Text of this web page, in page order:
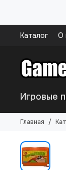
Каталог О
Игровые
Главная